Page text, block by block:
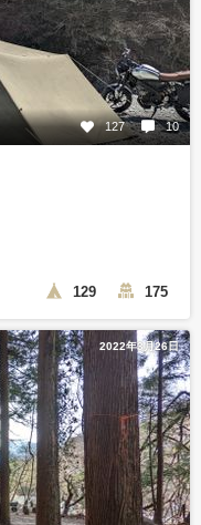
127 10
129 175
2022年3月26日